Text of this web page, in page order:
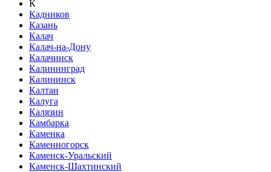
К
Кадников
Казань
Калач
Калач-на-Дону
Калачинск
Калининград
Калининск
Калтан
Калуга
Калязин
Камбарка
Каменка
Каменногорск
Каменск-Уральский
Каменск-Шахтинский